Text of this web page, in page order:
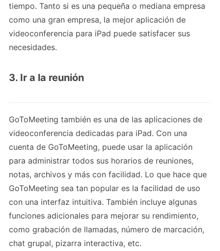
tiempo. Tanto si es una pequeña o mediana empresa
como una gran empresa, la mejor aplicación de
videoconferencia para iPad puede satisfacer sus
necesidades.
3. Ir a la reunión
GoToMeeting también es una de las aplicaciones de
videoconferencia dedicadas para iPad. Con una
cuenta de GoToMeeting, puede usar la aplicación
para administrar todos sus horarios de reuniones,
notas, archivos y más con facilidad. Lo que hace que
GoToMeeting sea tan popular es la facilidad de uso
con una interfaz intuitiva. También incluye algunas
funciones adicionales para mejorar su rendimiento,
como grabación de llamadas, número de marcación,
chat grupal, pizarra interactiva, etc.